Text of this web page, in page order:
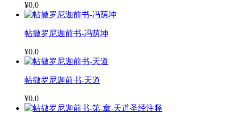
¥0.0
帖撒罗尼迦前书-冯荫坤
¥0.0
帖撒罗尼迦前书-天道
¥0.0